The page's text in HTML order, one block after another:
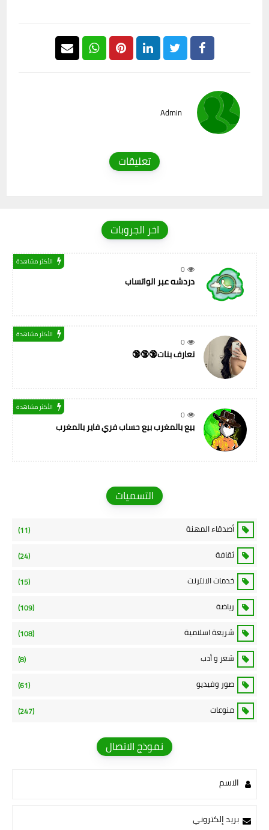
Admin
تعليقات
اخر الجروبات
0
الأكثر مشاهدة
دردشه عبر الواتساب
0
الأكثر مشاهدة
تعارف بنات🔞🔞🔞
0
الأكثر مشاهدة
بيع بالمغرب بيع حساب فري فاير بالمغرب
التسميات
أصدقاء المهنة (11)
ثقافة (24)
خدمات الانترنت (15)
رياضة (109)
شريعة اسلامية (108)
شعر و أدب (8)
صور وفيديو (61)
منوعات (247)
نموذج الاتصال
الاسم
بريد إلكتروني